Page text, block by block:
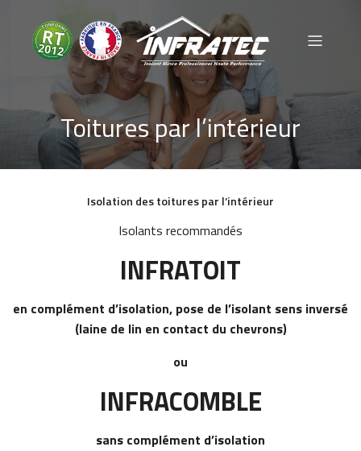
Toitures par l’intérieur
Isolation des toitures par l’intérieur
Isolants recommandés
INFRATOIT
en complément d’isolation, pose de l’isolant sens inversé
(laine de lin en contact du chevrons)
ou
INFRACOMBLE
sans complément d’isolation